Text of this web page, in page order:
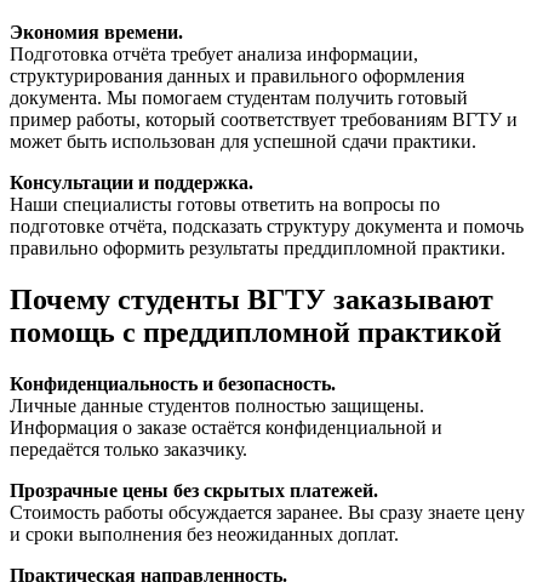
Экономия времени.
Подготовка отчёта требует анализа информации,
структурирования данных и правильного оформления
документа. Мы помогаем студентам получить готовый
пример работы, который соответствует требованиям ВГТУ и
может быть использован для успешной сдачи практики.
Консультации и поддержка.
Наши специалисты готовы ответить на вопросы по
подготовке отчёта, подсказать структуру документа и помочь
правильно оформить результаты преддипломной практики.
Почему студенты ВГТУ заказывают
помощь с преддипломной практикой
Конфиденциальность и безопасность.
Личные данные студентов полностью защищены.
Информация о заказе остаётся конфиденциальной и
передаётся только заказчику.
Прозрачные цены без скрытых платежей.
Стоимость работы обсуждается заранее. Вы сразу знаете цену
и сроки выполнения без неожиданных доплат.
Практическая направленность.